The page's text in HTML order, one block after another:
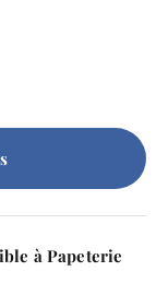
à Papeterie